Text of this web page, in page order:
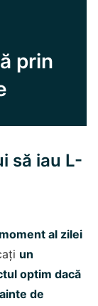
prin
să iau L-
al zilei
un
optim dacă
de